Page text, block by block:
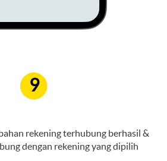
9
rekening terhubung berhasil &
dengan rekening yang dipilih